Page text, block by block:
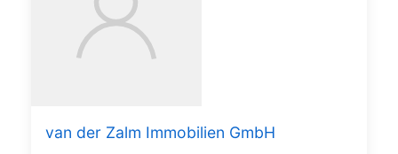
van der Zalm Immobilien GmbH